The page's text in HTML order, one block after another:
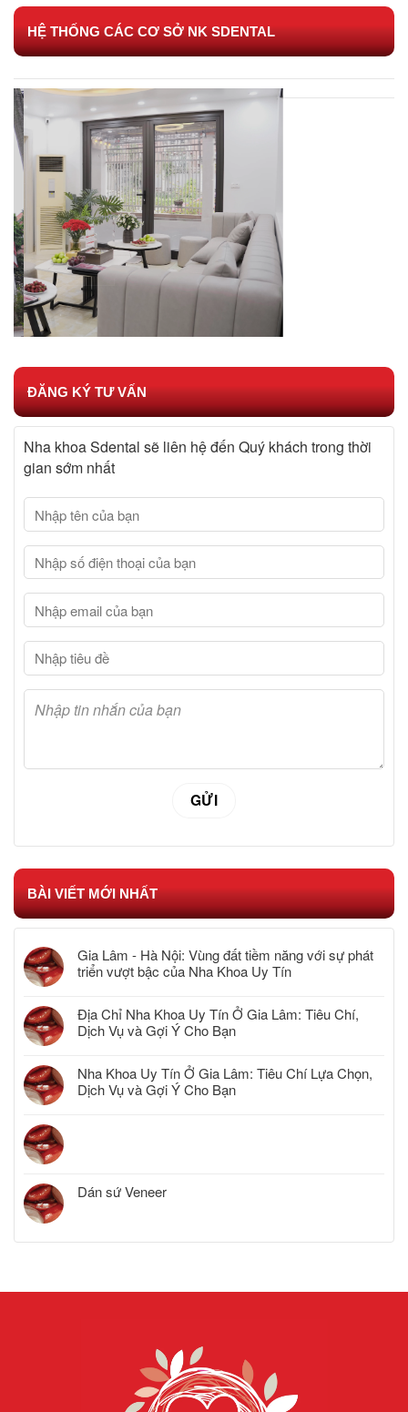
HỆ THỐNG CÁC CƠ SỞ NK SDENTAL
ĐĂNG KÝ TƯ VẤN
Nha khoa Sdental sẽ liên hệ đến Quý khách trong thời
gian sớm nhất
BÀI VIẾT MỚI NHẤT
Gia Lâm - Hà Nội: Vùng đất tiềm năng với sự phát
triển vượt bậc của Nha Khoa Uy Tín
Địa Chỉ Nha Khoa Uy Tín Ở Gia Lâm: Tiêu Chí,
Dịch Vụ và Gợi Ý Cho Bạn
Nha Khoa Uy Tín Ở Gia Lâm: Tiêu Chí Lựa Chọn,
Dịch Vụ và Gợi Ý Cho Bạn
Dán sứ Veneer